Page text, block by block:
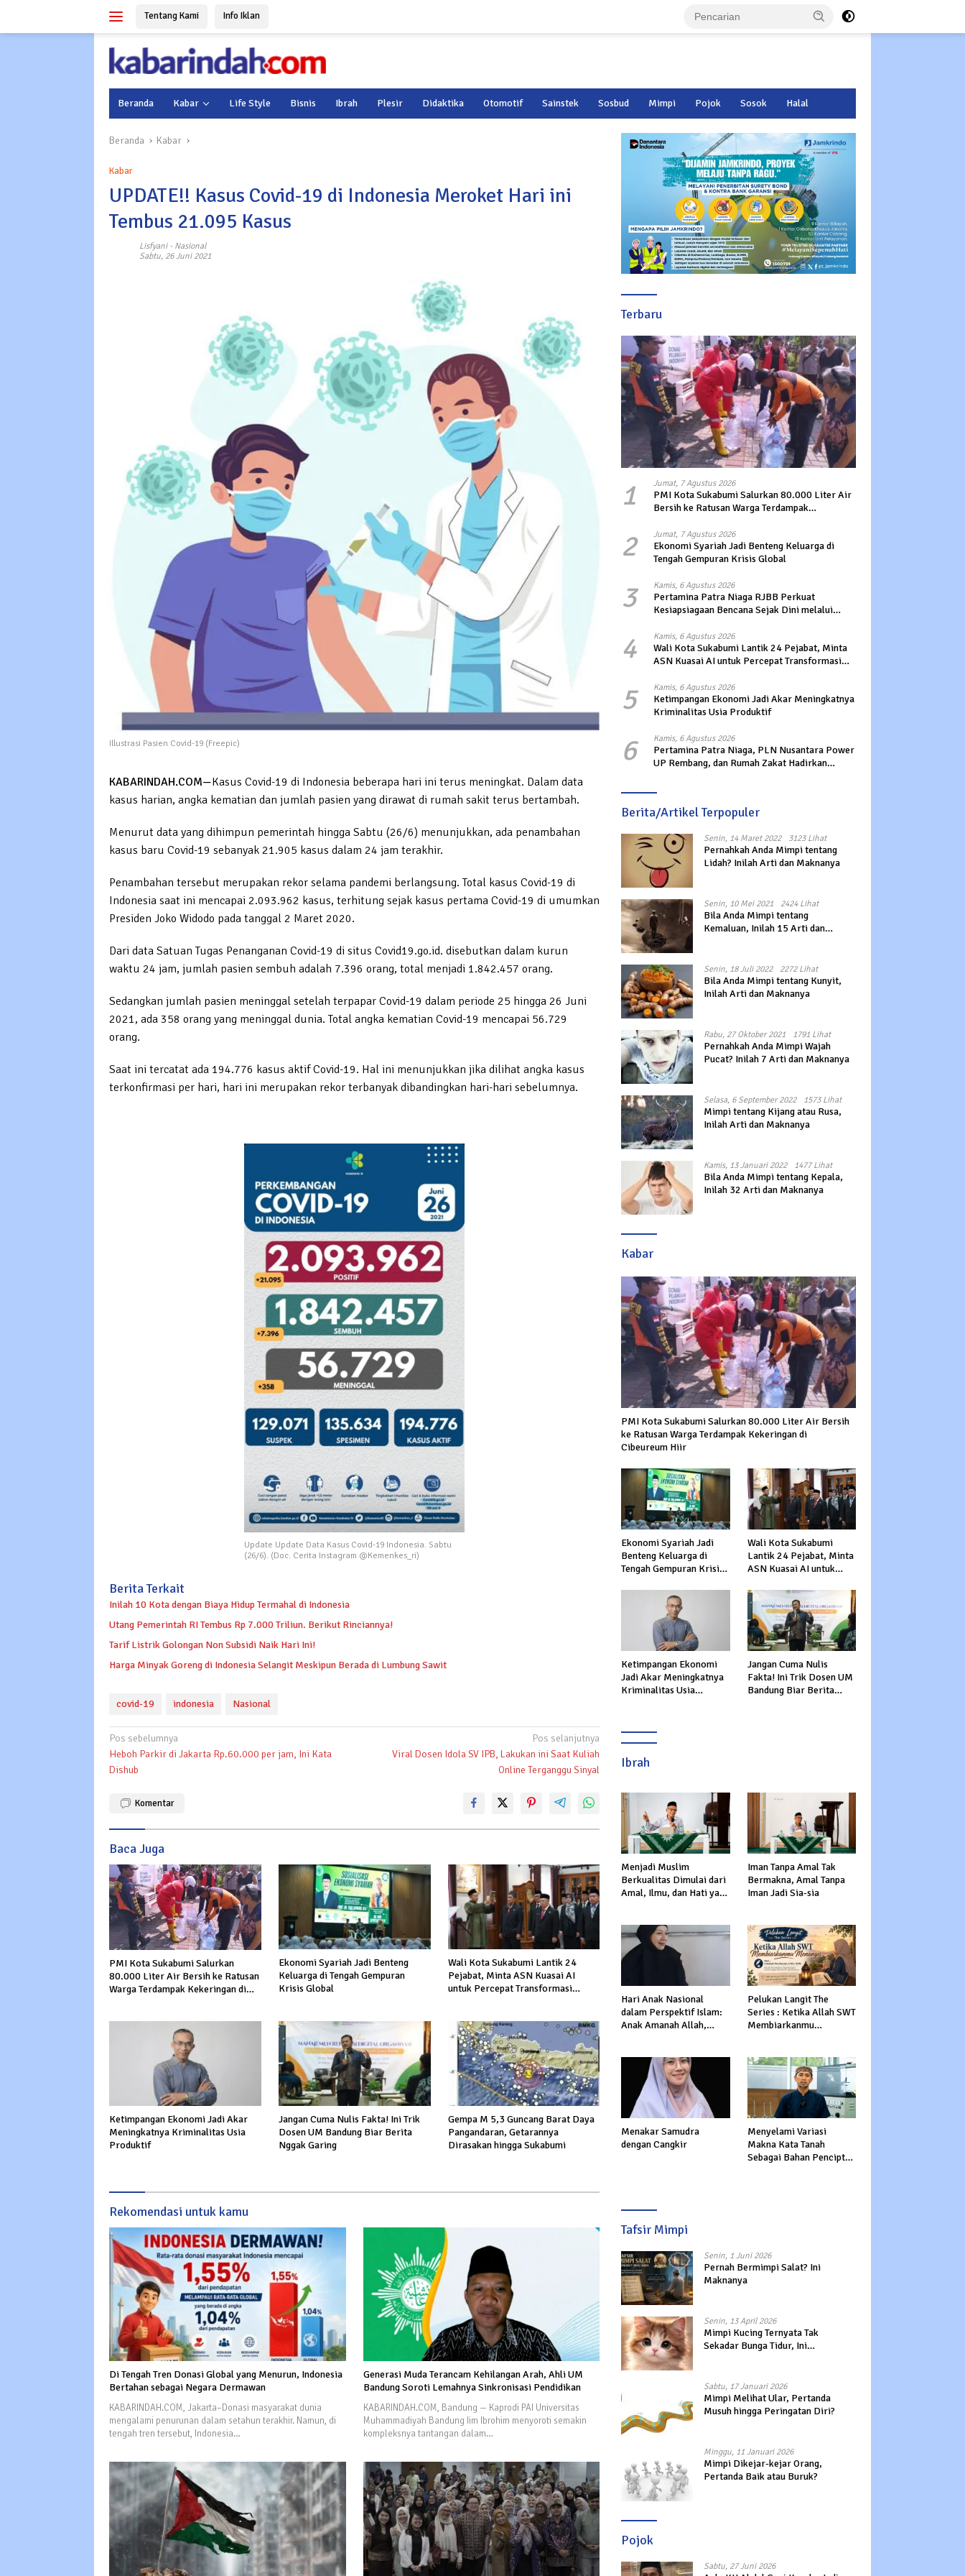
Tentang Kami Info Iklan
Beranda Kabar Life Style Bisnis Ibrah Plesir Didaktika Otomotif Sainstek Sosbud Mimpi Pojok Sosok Halal
Beranda Kabar
Kabar
UPDATE!! Kasus Covid-19 di Indonesia Meroket Hari ini
Tembus 21.095 Kasus
Lisfyani- Nasional
Sabtu, 26 Juni 2021
Illustrasi Pasien Covid-19 (Freepic)
KABARINDAH.COM—Kasus Covid-19 di Indonesia beberapa hari ini terus meningkat. Dalam data
kasus harian, angka kematian dan jumlah pasien yang dirawat di rumah sakit terus bertambah.
Menurut data yang dihimpun pemerintah hingga Sabtu (26/6) menunjukkan, ada penambahan
kasus baru Covid-19 sebanyak 21.905 kasus dalam 24 jam terakhir.
Penambahan tersebut merupakan rekor selama pandemi berlangsung. Total kasus Covid-19 di
Indonesia saat ini mencapai 2.093.962 kasus, terhitung sejak kasus pertama Covid-19 di umumkan
Presiden Joko Widodo pada tanggal 2 Maret 2020.
Dari data Satuan Tugas Penanganan Covid-19 di situs Covid19.go.id. disebutkan dalam kurun
waktu 24 jam, jumlah pasien sembuh adalah 7.396 orang, total menjadi 1.842.457 orang.
Sedangkan jumlah pasien meninggal setelah terpapar Covid-19 dalam periode 25 hingga 26 Juni
2021, ada 358 orang yang meninggal dunia. Total angka kematian Covid-19 mencapai 56.729
orang.
Saat ini tercatat ada 194.776 kasus aktif Covid-19. Hal ini menunjukkan jika dilihat angka kasus
terkonfirmasi per hari, hari ini merupakan rekor terbanyak dibandingkan hari-hari sebelumnya.
Update Update Data Kasus Covid-19 Indonesia. Sabtu
(26/6). (Doc. Cerita Instagram @Kemenkes_ri)
Berita Terkait
Inilah 10 Kota dengan Biaya Hidup Termahal di Indonesia
Utang Pemerintah RI Tembus Rp 7.000 Triliun. Berikut Rinciannya!
Tarif Listrik Golongan Non Subsidi Naik Hari Ini!
Harga Minyak Goreng di Indonesia Selangit Meskipun Berada di Lumbung Sawit
covid-19 indonesia Nasional
Navigasi
pos
Pos sebelumnya
Heboh Parkir di Jakarta Rp.60.000 per jam, Ini Kata
Dishub
Pos selanjutnya
Viral Dosen Idola SV IPB, Lakukan ini Saat Kuliah
Online Terganggu Sinyal
Komentar
Baca Juga
PMI Kota Sukabumi Salurkan
80.000 Liter Air Bersih ke Ratusan
Warga Terdampak Kekeringan di
Ekonomi Syariah Jadi Benteng
Keluarga di Tengah Gempuran
Krisis Global
Wali Kota Sukabumi Lantik 24
Pejabat, Minta ASN Kuasai AI
untuk Percepat Transformasi
Ketimpangan Ekonomi Jadi Akar
Meningkatnya Kriminalitas Usia
Produktif
Jangan Cuma Nulis Fakta! Ini Trik
Dosen UM Bandung Biar Berita
Nggak Garing
Gempa M 5,3 Guncang Barat Daya
Pangandaran, Getarannya
Dirasakan hingga Sukabumi
Rekomendasi untuk kamu
Di Tengah Tren Donasi Global yang Menurun, Indonesia
Bertahan sebagai Negara Dermawan
KABARINDAH.COM, Jakarta–Donasi masyarakat dunia
mengalami penurunan dalam setahun terakhir. Namun, di
tengah tren tersebut, Indonesia…
Generasi Muda Terancam Kehilangan Arah, Ahli UM
Bandung Soroti Lemahnya Sinkronisasi Pendidikan
KABARINDAH.COM, Bandung — Kaprodi PAI Universitas
Muhammadiyah Bandung Iim Ibrohim menyoroti semakin
kompleksnya tantangan dalam…
Terbaru
1 Jumat, 7 Agustus 2026
PMI Kota Sukabumi Salurkan 80.000 Liter Air
Bersih ke Ratusan Warga Terdampak
2 Jumat, 7 Agustus 2026
Ekonomi Syariah Jadi Benteng Keluarga di
Tengah Gempuran Krisis Global
3 Kamis, 6 Agustus 2026
Pertamina Patra Niaga RJBB Perkuat
Kesiapsiagaan Bencana Sejak Dini melalui
4 Kamis, 6 Agustus 2026
Wali Kota Sukabumi Lantik 24 Pejabat, Minta
ASN Kuasai AI untuk Percepat Transformasi
5 Kamis, 6 Agustus 2026
Ketimpangan Ekonomi Jadi Akar Meningkatnya
Kriminalitas Usia Produktif
6 Kamis, 6 Agustus 2026
Pertamina Patra Niaga, PLN Nusantara Power
UP Rembang, dan Rumah Zakat Hadirkan
Berita/Artikel Terpopuler
Senin, 14 Maret 2022 3123 Lihat
Pernahkah Anda Mimpi tentang
Lidah? Inilah Arti dan Maknanya
Senin, 10 Mei 2021 2424 Lihat
Bila Anda Mimpi tentang
Kemaluan, Inilah 15 Arti dan
Senin, 18 Juli 2022 2272 Lihat
Bila Anda Mimpi tentang Kunyit,
Inilah Arti dan Maknanya
Rabu, 27 Oktober 2021 1791 Lihat
Pernahkah Anda Mimpi Wajah
Pucat? Inilah 7 Arti dan Maknanya
Selasa, 6 September 2022 1573 Lihat
Mimpi tentang Kijang atau Rusa,
Inilah Arti dan Maknanya
Kamis, 13 Januari 2022 1477 Lihat
Bila Anda Mimpi tentang Kepala,
Inilah 32 Arti dan Maknanya
Kabar
PMI Kota Sukabumi Salurkan 80.000 Liter Air Bersih
ke Ratusan Warga Terdampak Kekeringan di
Cibeureum Hiir
Ekonomi Syariah Jadi
Benteng Keluarga di
Tengah Gempuran Krisis
Wali Kota Sukabumi
Lantik 24 Pejabat, Minta
ASN Kuasai AI untuk
Layanan Publik
Ketimpangan Ekonomi
Jadi Akar Meningkatnya
Kriminalitas Usia
Jangan Cuma Nulis
Fakta! Ini Trik Dosen UM
Bandung Biar Berita
Ibrah
Menjadi Muslim
Berkualitas Dimulai dari
Amal, Ilmu, dan Hati yang
Iman Tanpa Amal Tak
Bermakna, Amal Tanpa
Iman Jadi Sia-sia
Hari Anak Nasional
dalam Perspektif Islam:
Anak Amanah Allah,
Pelukan Langit The
Series : Ketika Allah SWT
Membiarkanmu
Menakar Samudra
dengan Cangkir
Menyelami Variasi
Makna Kata Tanah
Sebagai Bahan Pencipta
Tafsir Mimpi
Senin, 1 Juni 2026
Pernah Bermimpi Salat? Ini
Maknanya
Senin, 13 April 2026
Mimpi Kucing Ternyata Tak
Sekadar Bunga Tidur, Ini
Sabtu, 17 Januari 2026
Mimpi Melihat Ular, Pertanda
Musuh hingga Peringatan Diri?
Minggu, 11 Januari 2026
Mimpi Dikejar-kejar Orang,
Pertanda Baik atau Buruk?
Pojok
Sabtu, 27 Juni 2026